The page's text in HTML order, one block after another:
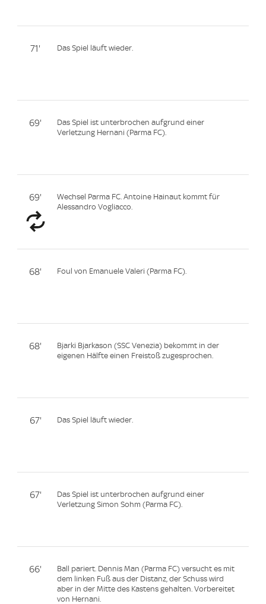
71' Das Spiel läuft wieder.
69'
Das Spiel ist unterbrochen aufgrund einer
Verletzung Hernani (Parma FC).
69'
Wechsel Parma FC. Antoine Hainaut kommt für
Alessandro Vogliacco.
68' Foul von Emanuele Valeri (Parma FC).
68'
Bjarki Bjarkason (SSC Venezia) bekommt in der
eigenen Hälfte einen Freistoß zugesprochen.
67' Das Spiel läuft wieder.
67'
Das Spiel ist unterbrochen aufgrund einer
Verletzung Simon Sohm (Parma FC).
66'
Ball pariert. Dennis Man (Parma FC) versucht es mit
dem linken Fuß aus der Distanz, der Schuss wird
aber in der Mitte des Kastens gehalten. Vorbereitet
von Hernani.